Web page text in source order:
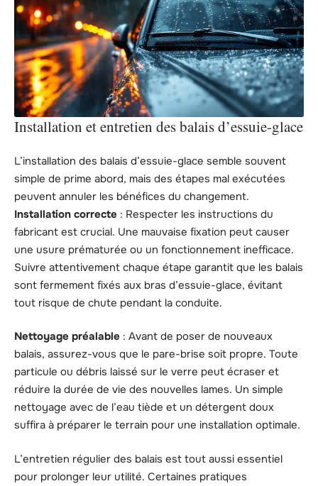
Installation et entretien des balais d’essuie-glace
L’installation des balais d’essuie-glace semble souvent
simple de prime abord, mais des étapes mal exécutées
peuvent annuler les bénéfices du changement.
Installation correcte : Respecter les instructions du
fabricant est crucial. Une mauvaise fixation peut causer
une usure prématurée ou un fonctionnement inefficace.
Suivre attentivement chaque étape garantit que les balais
sont fermement fixés aux bras d’essuie-glace, évitant
tout risque de chute pendant la conduite.
Nettoyage préalable : Avant de poser de nouveaux
balais, assurez-vous que le pare-brise soit propre. Toute
particule ou débris laissé sur le verre peut écraser et
réduire la durée de vie des nouvelles lames. Un simple
nettoyage avec de l’eau tiède et un détergent doux
suffira à préparer le terrain pour une installation optimale.
L’entretien régulier des balais est tout aussi essentiel
pour prolonger leur utilité. Certaines pratiques